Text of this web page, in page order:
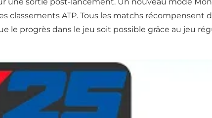
classements ATP. Tous les matchs récompensent
le progrès dans le jeu soit possible grâce au jeu